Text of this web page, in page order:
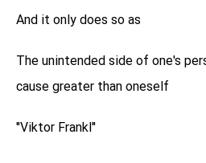
And it only does so as
. The unintended side of one's
cause greater than oneself
"Viktor Frankl"